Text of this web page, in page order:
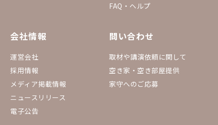
FAQ・ヘルプ
会社情報
運営会社
採用情報
メディア掲載情報
ニュースリリース
電子公告
問い合わせ
取材や講演依頼に関して
空き家・空き部屋提供
家守へのご応募